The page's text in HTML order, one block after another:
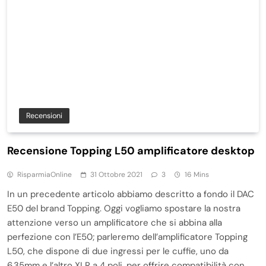
Recensioni
Recensione Topping L50 amplificatore desktop
RisparmiaOnline 31 Ottobre 2021 3 16 Mins
In un precedente articolo abbiamo descritto a fondo il DAC
E50 del brand Topping. Oggi vogliamo spostare la nostra
attenzione verso un amplificatore che si abbina alla
perfezione con l’E50; parleremo dell’amplificatore Topping
L50, che dispone di due ingressi per le cuffie, uno da